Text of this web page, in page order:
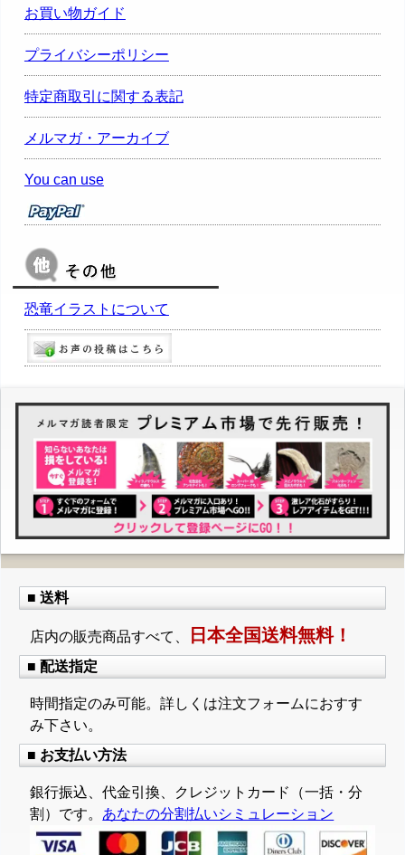
お買い物ガイド
プライバシーポリシー
特定商取引に関する表記
メルマガ・アーカイブ
You can use
恐竜イラストについて
■ 送料
店内の販売商品すべて、 日本全国送料無料！
■ 配送指定
時間指定のみ可能。詳しくは注文フォームにおすす
み下さい。
■ お支払い方法
銀行振込、代金引換、クレジットカード（一括・分
割）です。 あなたの分割払いシミュレーション